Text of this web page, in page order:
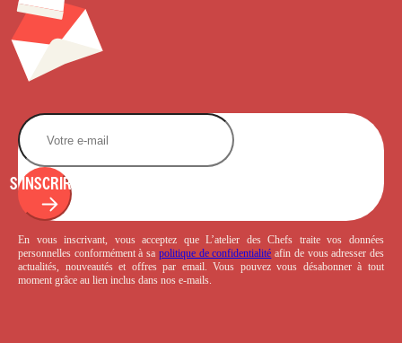
S'INSCRIRE
En vous inscrivant, vous acceptez que L’atelier des Chefs traite vos données
personnelles conformément à sa politique de confidentialité afin de vous adresser des
actualités, nouveautés et offres par email. Vous pouvez vous désabonner à tout
moment grâce au lien inclus dans nos e-mails.